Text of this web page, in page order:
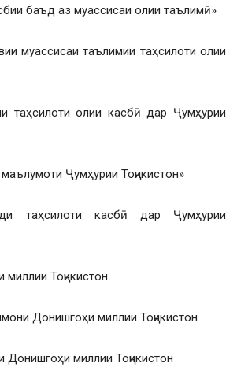
баъд аз муассисаи олии таълимӣ»
муассисаи таълимии таҳсилоти олии
таҳсилоти олии касбӣ дар Ҷумҳурии
Ҷумҳурии Тоҷикистон»
таҳсилоти касбӣ дар Ҷумҳурии
Тоҷикистон
Донишгоҳи миллии Тоҷикистон
миллии Тоҷикистон